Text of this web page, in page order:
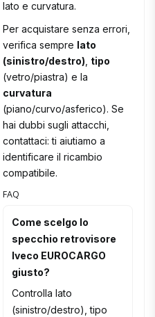
lato e curvatura.
Per acquistare senza errori,
verifica sempre lato
(sinistro/destro) tipo
(vetro/piastra) e la
curvatura
(piano/curvo/asferico). Se
hai dubbi sugli attacchi,
contattaci: ti aiutiamo a
identificare il ricambio
compatibile.
FAQ
Come scelgo lo
specchio retrovisore
Iveco EUROCARGO
giusto?
Controlla lato
(sinistro/destro), tipo